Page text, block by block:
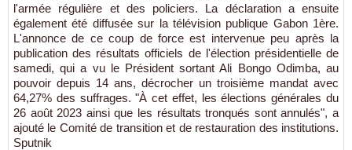
l'armée régulière et des policiers. La déclaration a ensuite
également été diffusée sur la télévision publique Gabon 1ère.
L'annonce de ce coup de force est intervenue peu après la
publication des résultats officiels de l'élection présidentielle de
samedi, qui a vu le Président sortant Ali Bongo Odimba, au
pouvoir depuis 14 ans, décrocher un troisième mandat avec
64,27% des suffrages. "À cet effet, les élections générales du
26 août 2023 ainsi que les résultats tronqués sont annulés", a
ajouté le Comité de transition et de restauration des institutions.
Sputnik